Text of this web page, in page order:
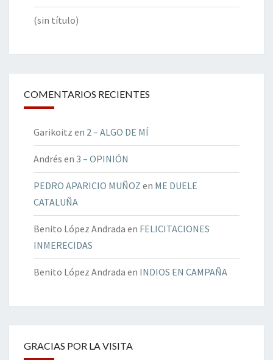
(sin título)
COMENTARIOS RECIENTES
Garikoitz en 2 – ALGO DE MÍ
Andrés en 3 – OPINIÓN
PEDRO APARICIO MUÑOZ en ME DUELE
CATALUÑA
Benito López Andrada en FELICITACIONES
INMERECIDAS
Benito López Andrada en INDIOS EN CAMPAÑA
GRACIAS POR LA VISITA